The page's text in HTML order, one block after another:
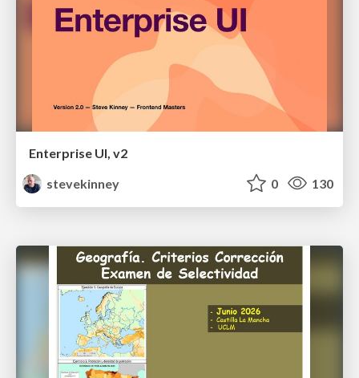
Enterprise UI, v2
stevekinney
0 130